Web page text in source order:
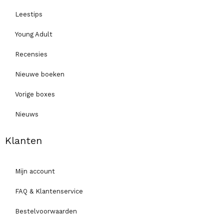
Leestips
Young Adult
Recensies
Nieuwe boeken
Vorige boxes
Nieuws
Klanten
Mijn account
FAQ & Klantenservice
Bestelvoorwaarden